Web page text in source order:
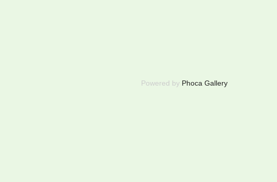
Powered by Phoca Gallery